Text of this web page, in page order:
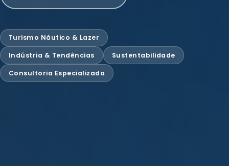
Turismo Náutico & Lazer
Indústria & Tendências Sustentabilidade
Consultoria Especializada